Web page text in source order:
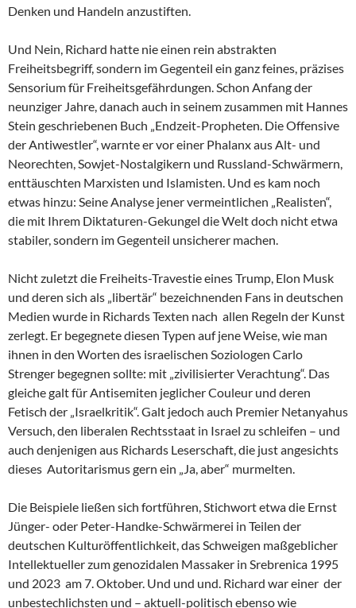
Denken und Handeln anzustiften.
Und Nein, Richard hatte nie einen rein abstrakten
Freiheitsbegriff, sondern im Gegenteil ein ganz feines, präzises
Sensorium für Freiheitsgefährdungen. Schon Anfang der
neunziger Jahre, danach auch in seinem zusammen mit Hannes
Stein geschriebenen Buch „Endzeit-Propheten. Die Offensive
der Antiwestler“, warnte er vor einer Phalanx aus Alt- und
Neorechten, Sowjet-Nostalgikern und Russland-Schwärmern,
enttäuschten Marxisten und Islamisten. Und es kam noch
etwas hinzu: Seine Analyse jener vermeintlichen „Realisten“,
die mit Ihrem Diktaturen-Gekungel die Welt doch nicht etwa
stabiler, sondern im Gegenteil unsicherer machen.
Nicht zuletzt die Freiheits-Travestie eines Trump, Elon Musk
und deren sich als „libertär“ bezeichnenden Fans in deutschen
Medien wurde in Richards Texten nach allen Regeln der Kunst
zerlegt. Er begegnete diesen Typen auf jene Weise, wie man
ihnen in den Worten des israelischen Soziologen Carlo
Strenger begegnen sollte: mit „zivilisierter Verachtung“. Das
gleiche galt für Antisemiten jeglicher Couleur und deren
Fetisch der „Israelkritik“. Galt jedoch auch Premier Netanyahus
Versuch, den liberalen Rechtsstaat in Israel zu schleifen – und
auch denjenigen aus Richards Leserschaft, die just angesichts
dieses Autoritarismus gern ein „Ja, aber“ murmelten.
Die Beispiele ließen sich fortführen, Stichwort etwa die Ernst
Jünger- oder Peter-Handke-Schwärmerei in Teilen der
deutschen Kulturöffentlichkeit, das Schweigen maßgeblicher
Intellektueller zum genozidalen Massaker in Srebrenica 1995
und 2023 am 7. Oktober. Und und und. Richard war einer der
unbestechlichsten und – aktuell-politisch ebenso wie